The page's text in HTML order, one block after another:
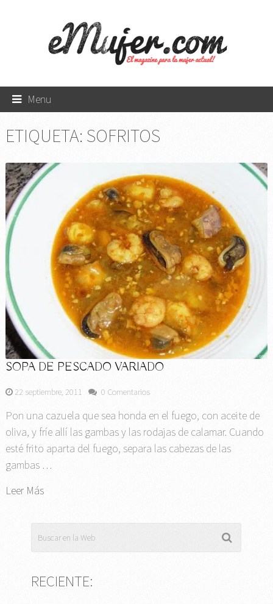
Menu
ETIQUETA: SOFRITOS
SOPA DE PESCADO VARIADO
22 septiembre, 2011 0 Comentarios
Pon una cazuela que sea honda en el fuego, con aceite de
oliva, y fríe allí las gambas y las rodajas de calamar. Cuando
esté frito aparta del fuego, separa las cabezas de las
gambas …
Leer Más
RECIENTE: